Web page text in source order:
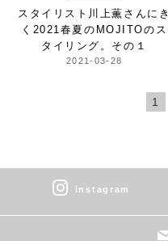
スタイリスト川上薫さんにき
く 2021春夏のMOJITOの ス
タイリング。その１
2021-03-28
1
instagram